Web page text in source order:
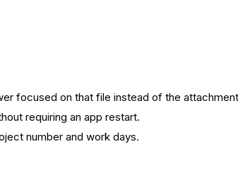
focused on that file instead of the
requiring an app restart.
number and work days.